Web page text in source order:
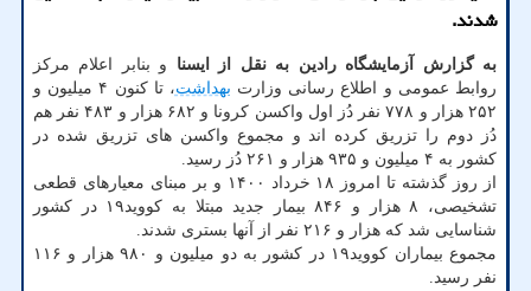
شدند.
به گزارش آزمایشگاه رادین به نقل از ایسنا و بنابر اعلام مرکز
روابط عمومی و اطلاع رسانی وزارت بهداشت
، تا کنون ۴ میلیون و
۲۵۲ هزار و ۷۷۸ نفر دُز اول واکسن کرونا و ۶۸۲ هزار و ۴۸۳ نفر هم
دُز دوم را تزریق کرده اند و مجموع واکسن های تزریق شده در
کشور به ۴ میلیون و ۹۳۵ هزار و ۲۶۱ دُز رسید.
از روز گذشته تا امروز ۱۸ خرداد ۱۴۰۰ و بر مبنای معیارهای قطعی
تشخیصی، ۸ هزار و ۸۴۶ بیمار جدید مبتلا به کووید۱۹ در کشور
شناسایی شد که هزار و ۲۱۶ نفر از آنها بستری شدند.
مجموع بیماران کووید۱۹ در کشور به دو میلیون و ۹۸۰ هزار و ۱۱۶
نفر رسید.